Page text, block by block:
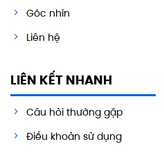
Góc nhìn
Liên hệ
LIÊN KẾT NHANH
Câu hỏi thường gặp
Điều khoản sử dụng